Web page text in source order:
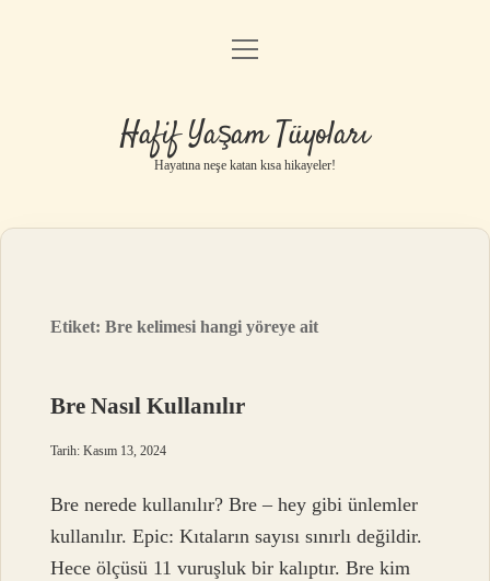
Anasayfa
Yasal Uyarı
menüyü
Hafif Yaşam Tüyoları
Hayatına neşe katan kısa hikayeler!
Etiket:Bre kelimesi hangi yöreye ait
Bre Nasıl Kullanılır
Tarih: Kasım 13, 2024
Bre nerede kullanılır? Bre – hey gibi ünlemler
kullanılır. Epic: Kıtaların sayısı sınırlı değildir.
Hece ölçüsü 11 vuruşluk bir kalıptır. Bre kim